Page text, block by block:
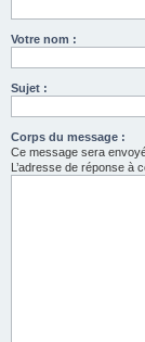
Votre nom :
Sujet :
Corps du message :
Ce message sera
L’adresse de réponse à